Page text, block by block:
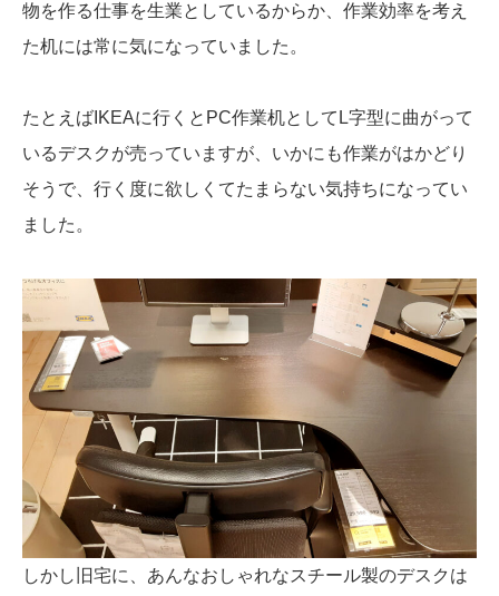
物を作る仕事を生業としているからか、作業効率を考え
た机には常に気になっていました。
たとえばIKEAに行くとPC作業机としてL字型に曲がって
いるデスクが売っていますが、いかにも作業がはかどり
そうで、行く度に欲しくてたまらない気持ちになってい
ました。
しかし旧宅に、あんなおしゃれなスチール製のデスクは